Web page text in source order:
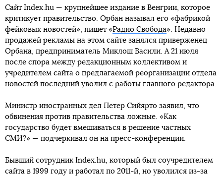
Сайт Index.hu — крупнейшее издание в Венгрии, которое
критикует правительство. Орбан называл его «фабрикой
фейковых новостей», пишет «Радио Свобода». Недавно
продажей рекламы на этом сайте занялся приверженец
Орбана, предприниматель Миклош Васили. А 21 июля
после спора между редакционным коллективом и
учредителем сайта о предлагаемой реорганизации отдела
новостей последний уволил с работы главного редактора.
Министр иностранных дел Петер Сийярто заявил, что
обвинения против правительства ложные. «Как
государство будет вмешиваться в решение частных
СМИ?» — подчеркивал он на пресс-конференции.
Бывший сотрудник Index.hu, который был соучредителем
сайта в 1999 году и работал по 2011-й, но уволился из-за